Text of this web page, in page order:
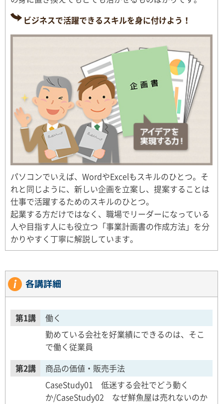
ビジネスで活躍できるスキルを身に付けよう！
パソコンでいえば、WordやExcelもスキルのひとつ。そ
れと同じように、新しい企画を立案し、提案することは
仕事で活躍するためのスキルのひとつ。
起業する方だけではなく、職場でリーダーになっている
人や目指す人にも役立つ「事業計画書の作成方法」を分
かりやすく丁寧に解説しています。
各講詳細
第1講
働く
勤めている会社を好業績にできるのは、そこ
で働く従業員
第2講
商品の価値・販売手法
CaseStudy01 低迷する会社でどう動く
か/CaseStudy02 なぜ鮮魚屋は売れないのか